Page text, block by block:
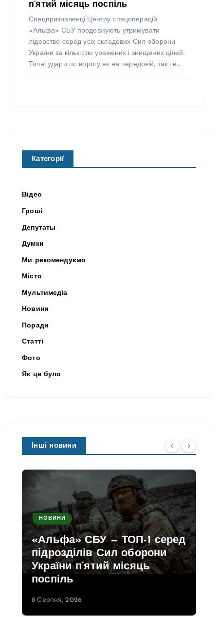
п’ятий місяць поспіль
Спецпризначенці Центру спецоперацій
«Альфа» СБУ продовжують утримувати
лідерство серед усіх складових Сил оборони
України за кількістю уражених і знищених цілей.
Точні удари по ворогу як на передовій, так і в…
Категорії
Відео
Гроші
Депутаты
Думки
Ми рекомендуємо
Місто
Мультимедіа
Новини
Поради
Статті
Фото
Як це було
Інші новини
НОВИНИ
«Альфа» СБУ — ТОП-1 серед
підрозділів Сил оборони
України п’ятий місяць
поспіль
8 Серпня, 2026